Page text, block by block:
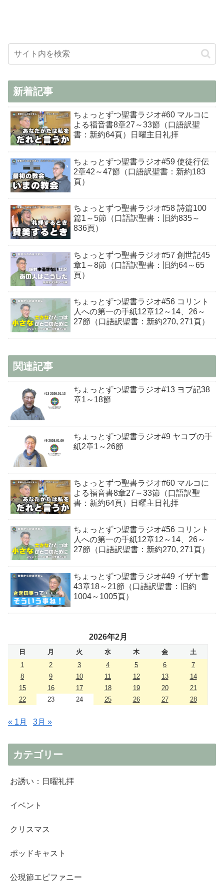
新着記事
ちょっとずつ聖書ラジオ#60 マルコに
よる福音書8章27～33節（口語訳聖
書：新約64頁）日曜主日礼拝
ちょっとずつ聖書ラジオ#59 使徒行伝
2章42～47節（口語訳聖書：新約183
頁）
ちょっとずつ聖書ラジオ#58 詩篇100
篇1～5節（口語訳聖書：旧約835～
836頁）
ちょっとずつ聖書ラジオ#57 創世記45
章1～8節（口語訳聖書：旧約64～65
頁）
ちょっとずつ聖書ラジオ#56 コリント
人への第一の手紙12章12～14、26～
27節（口語訳聖書：新約270, 271頁）
関連記事
ちょっとずつ聖書ラジオ#13 ヨブ記38
章1～18節
ちょっとずつ聖書ラジオ#9 ヤコブの手
紙2章1～26節
ちょっとずつ聖書ラジオ#60 マルコに
よる福音書8章27～33節（口語訳聖
書：新約64頁）日曜主日礼拝
ちょっとずつ聖書ラジオ#56 コリント
人への第一の手紙12章12～14、26～
27節（口語訳聖書：新約270, 271頁）
ちょっとずつ聖書ラジオ#49 イザヤ書
43章18～21節（口語訳聖書：旧約
1004～1005頁）
2026年2月
日 月 火 水 木 金
土
1
2 3 4 5 6
7
8
9 10 11 12 13
14
15
16 17 18 19 20
21
22
23 24 25 26 27 28
« 1月 3月 »
カテゴリー
お誘い：日曜礼拝
イベント
クリスマス
ポッドキャスト
公現節エピファニー